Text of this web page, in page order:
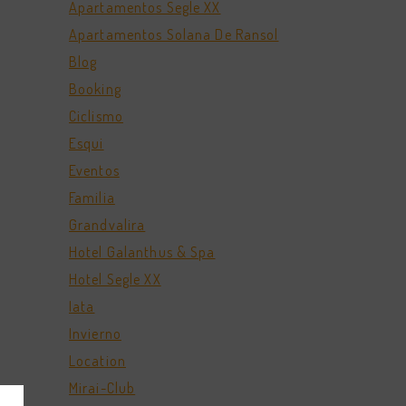
Apartamentos Segle XX
Apartamentos Solana De Ransol
Blog
Booking
Ciclismo
Esqui
Eventos
Familia
Grandvalira
Hotel Galanthus & Spa
Hotel Segle XX
Iata
Invierno
Location
Mirai-Club